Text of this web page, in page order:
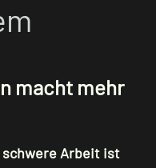
macht mehr
schwere Arbeit ist